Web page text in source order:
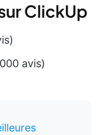
ClickUp
avis)